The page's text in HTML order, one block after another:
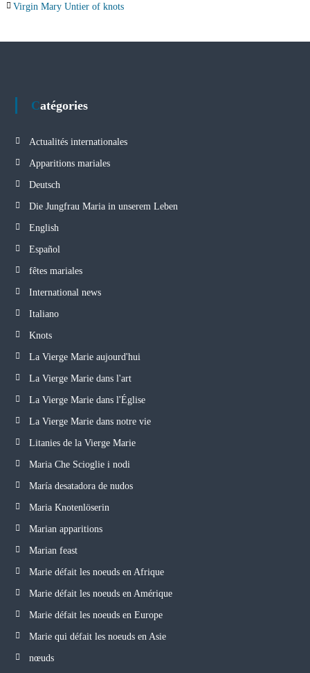
Virgin Mary Untier of knots
Catégories
Actualités internationales
Apparitions mariales
Deutsch
Die Jungfrau Maria in unserem Leben
English
Español
fêtes mariales
International news
Italiano
Knots
La Vierge Marie aujourd'hui
La Vierge Marie dans l'art
La Vierge Marie dans l'Église
La Vierge Marie dans notre vie
Litanies de la Vierge Marie
Maria Che Scioglie i nodi
María desatadora de nudos
Maria Knotenlöserin
Marian apparitions
Marian feast
Marie défait les noeuds en Afrique
Marie défait les noeuds en Amérique
Marie défait les noeuds en Europe
Marie qui défait les noeuds en Asie
nœuds